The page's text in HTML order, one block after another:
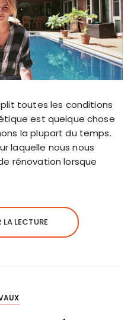
toutes les conditions
est quelque chose
la plupart du temps.
laquelle nous nous
rénovation lorsque
LECTURE